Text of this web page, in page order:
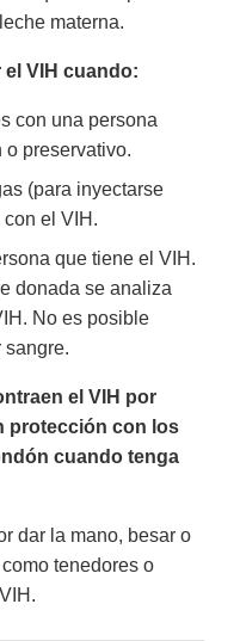
materna.
VIH cuando:
con una persona
o preservativo.
(para inyectarse
el VIH.
que tiene el VIH.
donada se analiza
No es posible
sangre.
el VIH por
protección con los
cuando tenga
dar la mano, besar o
tenedores o